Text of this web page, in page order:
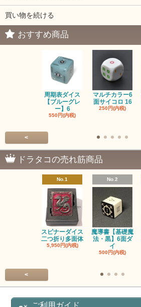
買い物を続ける
おすすめ商品
周期表ダイス
【ブルーグレ
ー】6
550円(内税)
マルチカラー6
面サイコロ 16
250円(内税)
<
ドラタコの売れ筋商品
No.1
スピナーダイス
二つ折り多面体
5,950円(内税)
No.2
魔導書【基礎魔
法・黒】6面ダ
イ
500円(内税)
<
ご利用ガイド